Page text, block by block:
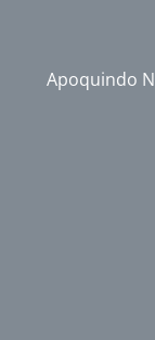
Apoquindo